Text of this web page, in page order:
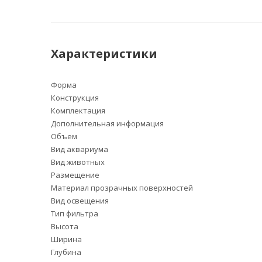
Характеристики
Форма
Конструкция
Комплектация
Дополнительная информация
Объем
Вид аквариума
Вид животных
Размещение
Материал прозрачных поверхностей
Вид освещения
Тип фильтра
Высота
Ширина
Глубина